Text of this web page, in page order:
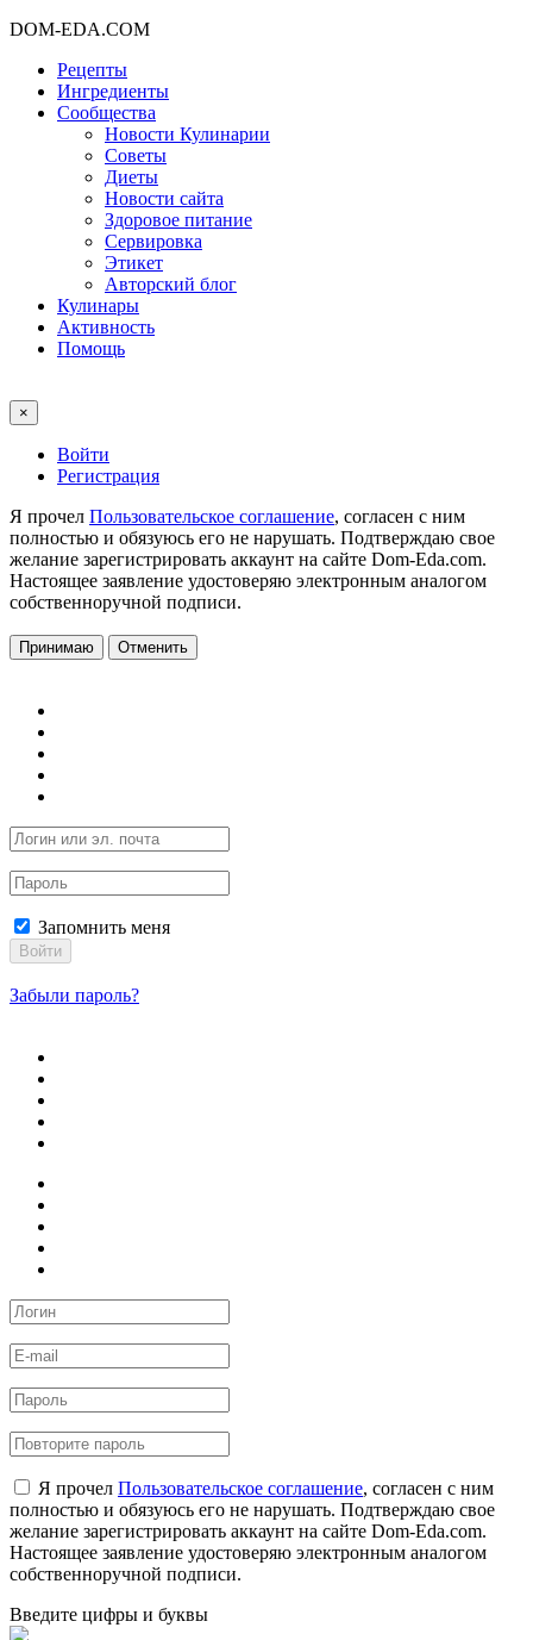
DOM-EDA.COM
Рецепты
Ингредиенты
Сообщества
Новости Кулинарии
Советы
Диеты
Новости сайта
Здоровое питание
Сервировка
Этикет
Авторский блог
Кулинары
Активность
Помощь
×
Войти
Регистрация
Я прочел Пользовательское соглашение, согласен с ним
полностью и обязуюсь его не нарушать. Подтверждаю свое
желание зарегистрировать аккаунт на сайте Dom-Eda.com.
Настоящее заявление удостоверяю электронным аналогом
собственноручной подписи.
Принимаю Отменить
Запомнить меня
Войти
Забыли пароль?
Я прочел Пользовательское соглашение, согласен с ним
полностью и обязуюсь его не нарушать. Подтверждаю свое
желание зарегистрировать аккаунт на сайте Dom-Eda.com.
Настоящее заявление удостоверяю электронным аналогом
собственноручной подписи.
Введите цифры и буквы